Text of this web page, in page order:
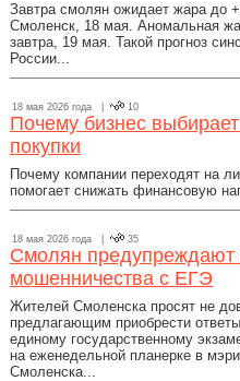
Завтра смолян ожидает жара до
Смоленск, 18 мая. Аномальная
завтра, 19 мая. Такой прогноз
России...
18 мая 2026 года | 10
Почему бизнес
покупки
Почему компании переходят на
помогает снижать финансовую
18 мая 2026 года | 35
Смолян предупреждают
мошенничества с ЕГЭ
Жителей Смоленска просят не
предлагающим приобрести
единому государственному
на еженедельной планерке в
Смоленска...